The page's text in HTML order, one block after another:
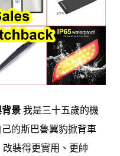
景 我是三十五歲的機
的斯巴魯翼豹掀背車
裝得更實用、更帥